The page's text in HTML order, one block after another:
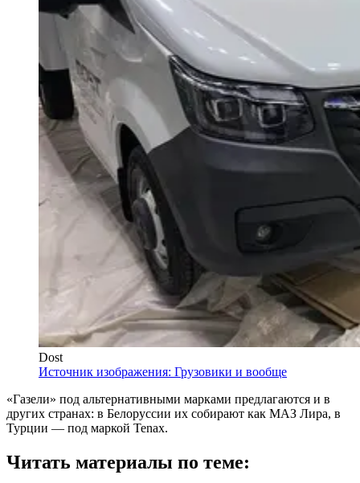
Dost
Источник изображения: Грузовики и вообще
«Газели» под альтернативными марками предлагаются и в
других странах: в Белоруссии их собирают как МАЗ Лира, в
Турции — под маркой Tenax.
Читать материалы по теме: